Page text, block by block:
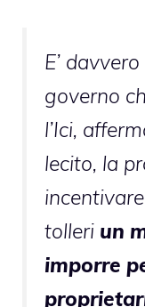
E’
governo
l’Ici,
lecito, la
tolleri un
imporre